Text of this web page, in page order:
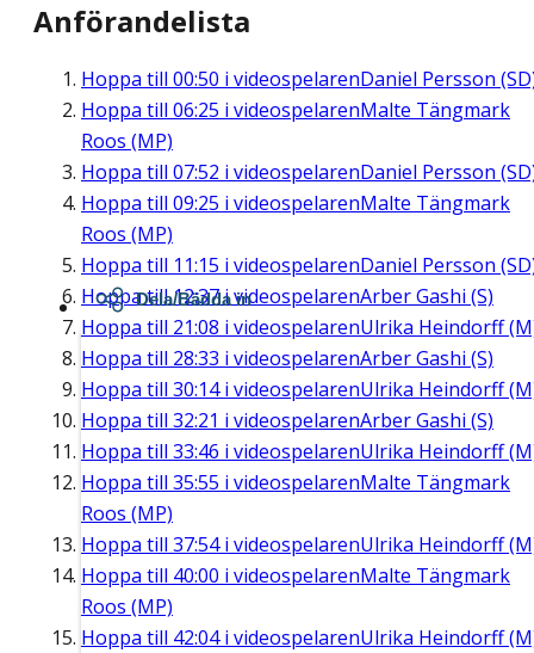
Anförandelista
Hoppa till 00:50 i videospelarenDaniel Persson
Hoppa till 06:25 i videospelarenMalte Tängmark
Roos (MP)
Hoppa till 07:52 i videospelarenDaniel Persson
Hoppa till 09:25 i videospelarenMalte Tängmark
Roos (MP)
Hoppa till 11:15 i videospelarenDaniel Persson
Hoppa till12:37i videospelarenArber Gashi (S)
Hoppa till 21:08 i videospelarenUlrika Heindorff
Hoppa till 28:33 i videospelarenArber Gashi (S)
Hoppa till 30:14i videospelarenUlrika Heindorff
Hoppa till 32:21 i videospelarenArber Gashi (S)
Hoppa till 33:46 i videospelarenUlrika Heindorff
Hoppa till 35:55 i videospelarenMalte Tängmark
Roos (MP)
Hoppa till 37:54i videospelarenUlrika Heindorff
Hoppa till 40:00 i videospelarenMalte Tängmark
Roos (MP)
Hoppa till 42:04i videospelarenUlrika Heindorff
Dela/Bädda in